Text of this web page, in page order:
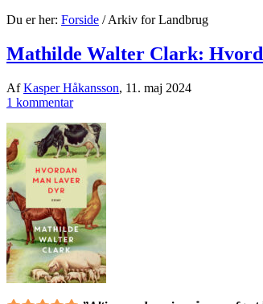
Du er her: Forside /Arkiv for Landbrug
Mathilde Walter Clark:
AfKasper Håkansson, 11. maj 2024
1 kommentar